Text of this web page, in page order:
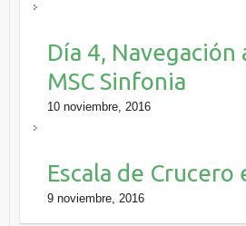
Día 4, Navegación
MSC Sinfonia
10 noviembre, 2016
Escala de Crucero
9 noviembre, 2016